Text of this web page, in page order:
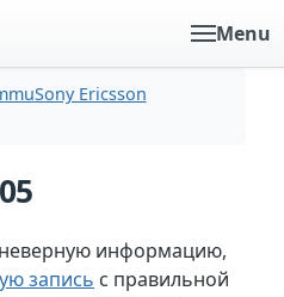
Menu
Sony Ericsson
неверную информацию,
запись с правильной